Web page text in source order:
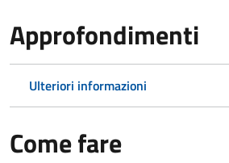
Approfondimenti
Ulteriori informazioni
Come fare